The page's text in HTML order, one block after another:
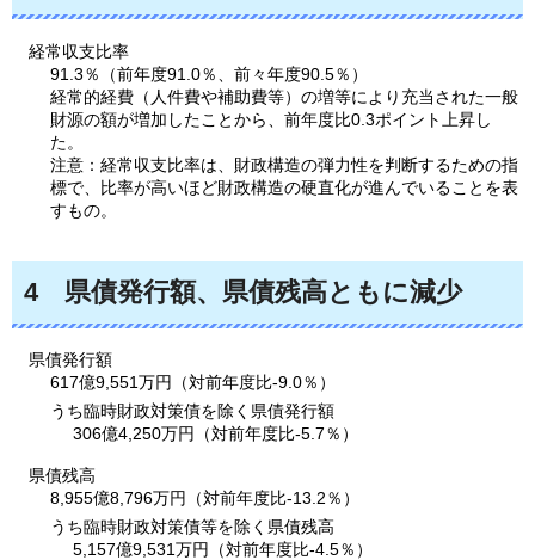
経常収支比率
91.3％（前年度91.0％、前々年度90.5％）
経常的経費（人件費や補助費等）の増等により充当された一般
財源の額が増加したことから、前年度比0.3ポイント上昇し
た。
注意：経常収支比率は、財政構造の弾力性を判断するための指
標で、比率が高いほど財政構造の硬直化が進んでいることを表
すもの。
4 県債発行額、 県債残高ともに減少
県債発行額
617億9,551万円（対前年度比-9.0％）
うち臨時財政対策債を除く県債発行額
306億4,250万円（対前年度比-5.7％）
県債残高
8,955億8,796万円（対前年度比-13.2％）
うち臨時財政対策債等を除く県債残高
5,157億9,531万円（対前年度比-4.5％）